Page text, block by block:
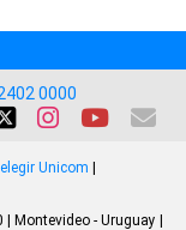
0000
Unicom
- Uruguay |